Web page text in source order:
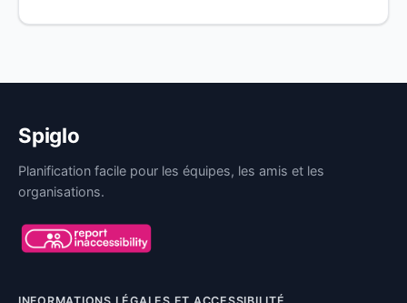
Spiglo
Planification facile pour les équipes, les amis et les
organisations.